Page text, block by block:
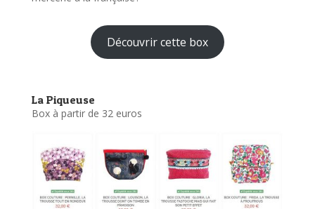
Découvrir cette box
La Piqueuse
Box à partir de 32 euros